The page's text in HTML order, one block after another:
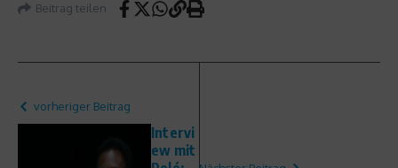
Beitrag teilen
vorheriger Beitrag
Intervi
ew mit